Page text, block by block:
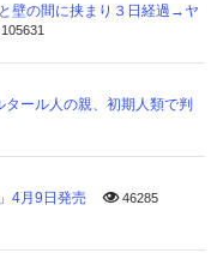
壁の間に挟まり３日経過→ヤ
105631
タール人の親、初期人類で判
4月9日発売 46285